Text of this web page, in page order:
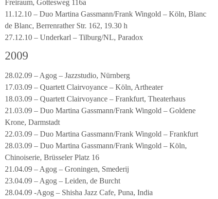
Freiraum, Gottesweg 116a
11.12.10 – Duo Martina Gassmann/Frank Wingold – Köln, Blanc
de Blanc, Berrenrather Str. 162, 19.30 h
27.12.10 – Underkarl – Tilburg/NL, Paradox
2009
28.02.09 – Agog – Jazzstudio, Nürnberg
17.03.09 – Quartett Clairvoyance – Köln, Artheater
18.03.09 – Quartett Clairvoyance – Frankfurt, Theaterhaus
21.03.09 – Duo Martina Gassmann/Frank Wingold – Goldene
Krone, Darmstadt
22.03.09 – Duo Martina Gassmann/Frank Wingold – Frankfurt
28.03.09 – Duo Martina Gassmann/Frank Wingold – Köln,
Chinoiserie, Brüsseler Platz 16
21.04.09 – Agog – Groningen, Smederij
23.04.09 – Agog – Leiden, de Burcht
28.04.09 -Agog – Shisha Jazz Cafe, Puna, India